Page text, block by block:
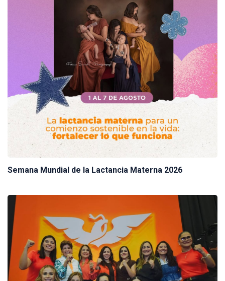
Semana Mundial de la Lactancia Materna 2026